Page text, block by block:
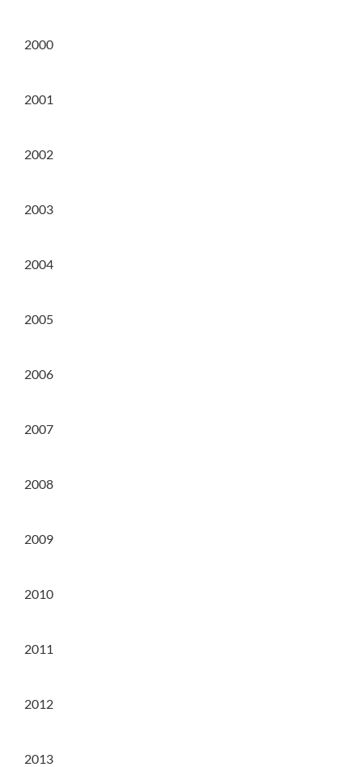
2000
2001
2002
2003
2004
2005
2006
2007
2008
2009
2010
2011
2012
2013